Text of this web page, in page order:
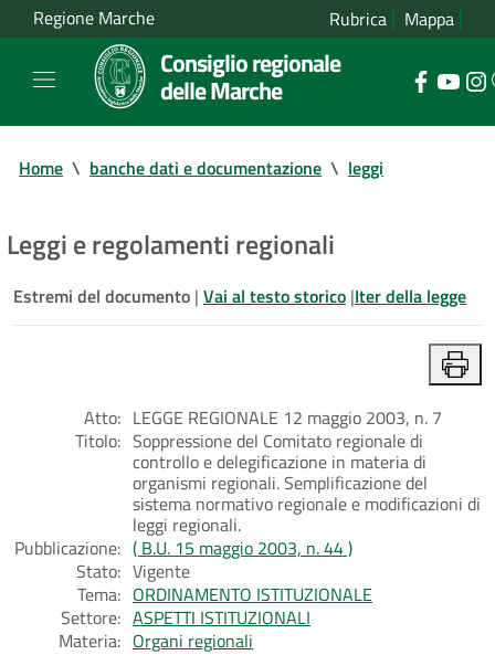
Regione Marche Rubrica Mappa
Consiglio regionale
delle Marche
Home \ banche dati e documentazione \ leggi
Leggi e regolamenti regionali
Estremi del documento | Vai al testo storico |Iter della legge
Atto: LEGGE REGIONALE 12 maggio 2003, n. 7
Titolo: Soppressione del Comitato regionale di
controllo e delegificazione in materia di
organismi regionali. Semplificazione del
sistema normativo regionale e modificazioni di
leggi regionali.
Pubblicazione: ( B.U. 15 maggio 2003, n. 44 )
Stato: Vigente
Tema: ORDINAMENTO ISTITUZIONALE
Settore: ASPETTI ISTITUZIONALI
Materia: Organi regionali